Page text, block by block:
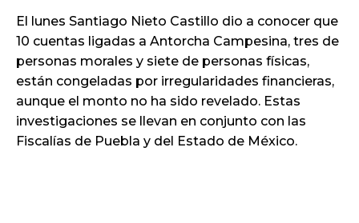
El lunes Santiago Nieto Castillo dio a conocer que
10 cuentas ligadas a Antorcha Campesina, tres de
personas morales y siete de personas físicas,
están congeladas por irregularidades financieras,
aunque el monto no ha sido revelado. Estas
investigaciones se llevan en conjunto con las
Fiscalías de Puebla y del Estado de México.